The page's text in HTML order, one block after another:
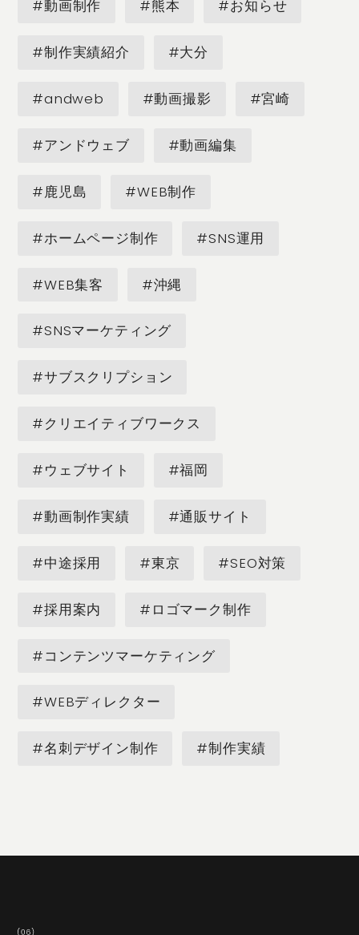
#動画制作 #熊本 #お知らせ
#制作実績紹介 #大分
#andweb #動画撮影 #宮崎
#アンドウェブ #動画編集
#鹿児島 #WEB制作
#ホームページ制作 #SNS運用
#WEB集客 #沖縄
#SNSマーケティング
#サブスクリプション
#クリエイティブワークス
#ウェブサイト #福岡
#動画制作実績 #通販サイト
#中途採用 #東京 #SEO対策
#採用案内 #ロゴマーク制作
#コンテンツマーケティング
#WEBディレクター
#名刺デザイン制作 #制作実績